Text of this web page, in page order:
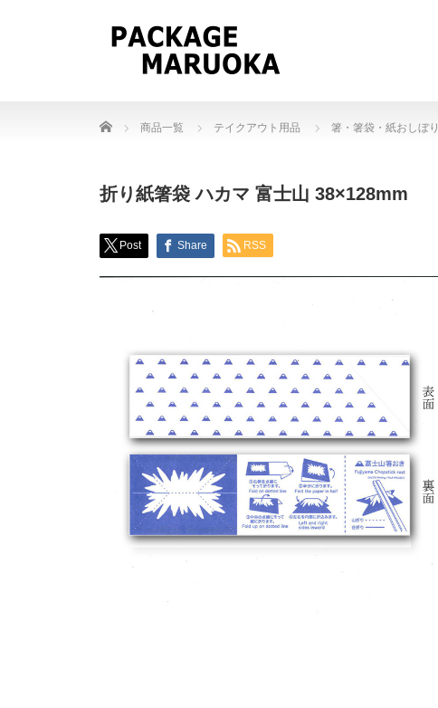
Home 商品一覧 テイクアウト用品 箸・箸袋・紙おしぼり
折り紙箸袋 ハカマ 富士山 38×128mm
Post Share RSS